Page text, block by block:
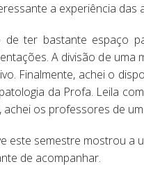
a experiência
ter bastante espaço
A divisão de
Finalmente, achei o
da Profa. Leila
achei os professores de
este semestre mostrou a
de acompanhar.